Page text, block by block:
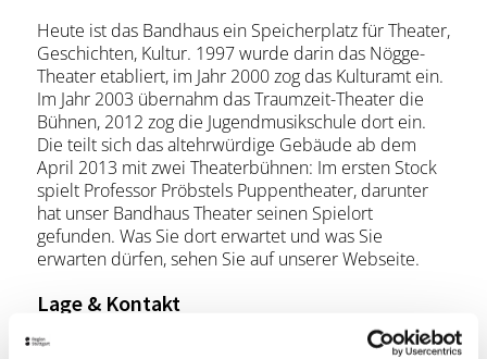
Heute ist das Bandhaus ein Speicherplatz für Theater,
Geschichten, Kultur. 1997 wurde darin das Nögge-
Theater etabliert, im Jahr 2000 zog das Kulturamt ein.
Im Jahr 2003 übernahm das Traumzeit-Theater die
Bühnen, 2012 zog die Jugendmusikschule dort ein.
Die teilt sich das altehrwürdige Gebäude ab dem
April 2013 mit zwei Theaterbühnen: Im ersten Stock
spielt Professor Pröbstels Puppentheater, darunter
hat unser Bandhaus Theater seinen Spielort
gefunden. Was Sie dort erwartet und was Sie
erwarten dürfen, sehen Sie auf unserer Webseite.
Lage & Kontakt
Bandhaus Theater Backnang